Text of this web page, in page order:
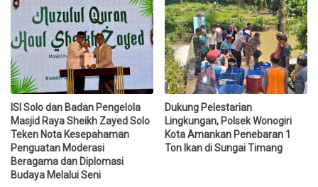
ISI Solo dan Badan Pengelola
Masjid Raya Sheikh Zayed Solo
Teken Nota Kesepahaman
Penguatan Moderasi
Beragama dan Diplomasi
Budaya Melalui Seni
Dukung Pelestarian
Lingkungan, Polsek Wonogiri
Kota Amankan Penebaran 1
Ton Ikan di Sungai Timang